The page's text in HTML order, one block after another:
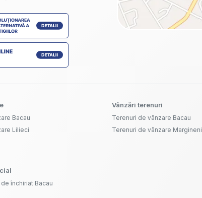
Bacau
Lilieci
Vânzări terenuri
Terenuri de vânzare Bacau
Terenuri de vânzare Margineni
închiriat Bacau